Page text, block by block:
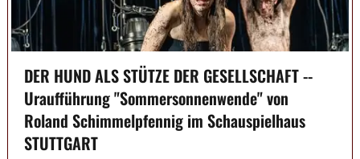
DER HUND ALS STÜTZE DER GESELLSCHAFT --
Uraufführung "Sommersonnenwende" von
Roland Schimmelpfennig im Schauspielhaus
STUTTGART